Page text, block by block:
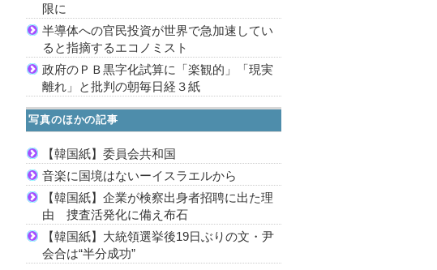
限に
半導体への官民投資が世界で急加速してい
ると指摘するエコノミスト
政府のＰＢ黒字化試算に「楽観的」「現実
離れ」と批判の朝毎日経３紙
写真のほかの記事
【韓国紙】委員会共和国
音楽に国境はないーイスラエルから
【韓国紙】企業が検察出身者招聘に出た理
由 捜査活発化に備え布石
【韓国紙】大統領選挙後19日ぶりの文・尹
会合は“半分成功”